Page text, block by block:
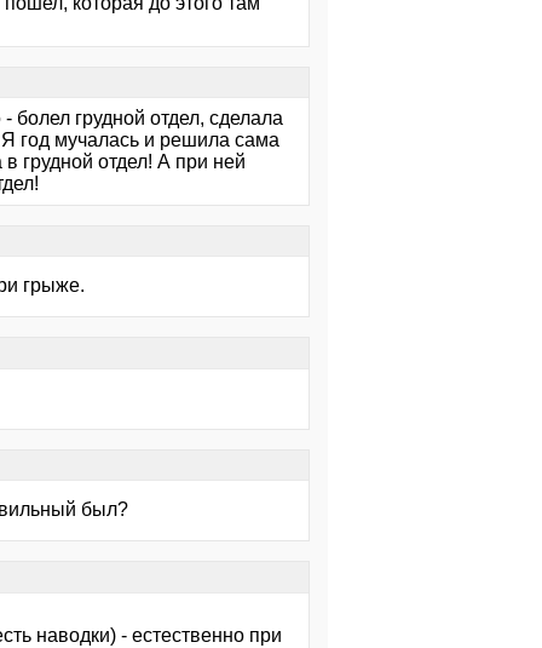
грудной отдел, сделала
Я год мучалась и решила сама
грудной отдел! А при ней
грыже.
был?
наводки) - естественно при